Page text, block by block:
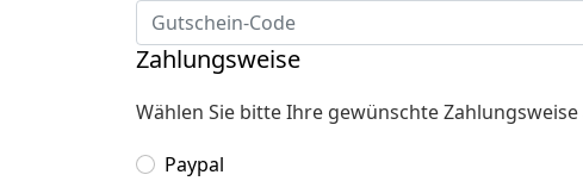
Zahlungsweise
Wählen Sie bitte Ihre gewünschte Zahlungsweise
Paypal